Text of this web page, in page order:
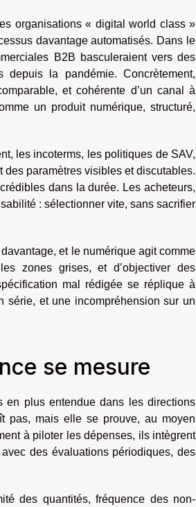
organisations « digital world class »
davantage automatisés. Dans le
B2B basculeraient vers des
la pandémie. Concrètement,
et cohérente d’un canal à
un produit numérique, structuré,
les incoterms, les politiques de SAV,
des paramètres visibles et discutables.
dans la durée. Les acheteurs,
: sélectionner vite, sans sacrifier
et le numérique agit comme
zones grises, et d’objectiver des
mal rédigée se réplique à
série, et une incompréhension sur un
se mesure
plus entendue dans les directions
pas, mais elle se prouve, au moyen
à piloter les dépenses, ils intègrent
des évaluations périodiques, des
des quantités, fréquence des non-